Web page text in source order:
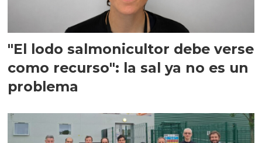
"El lodo salmonicultor debe verse
como recurso": la sal ya no es un
problema